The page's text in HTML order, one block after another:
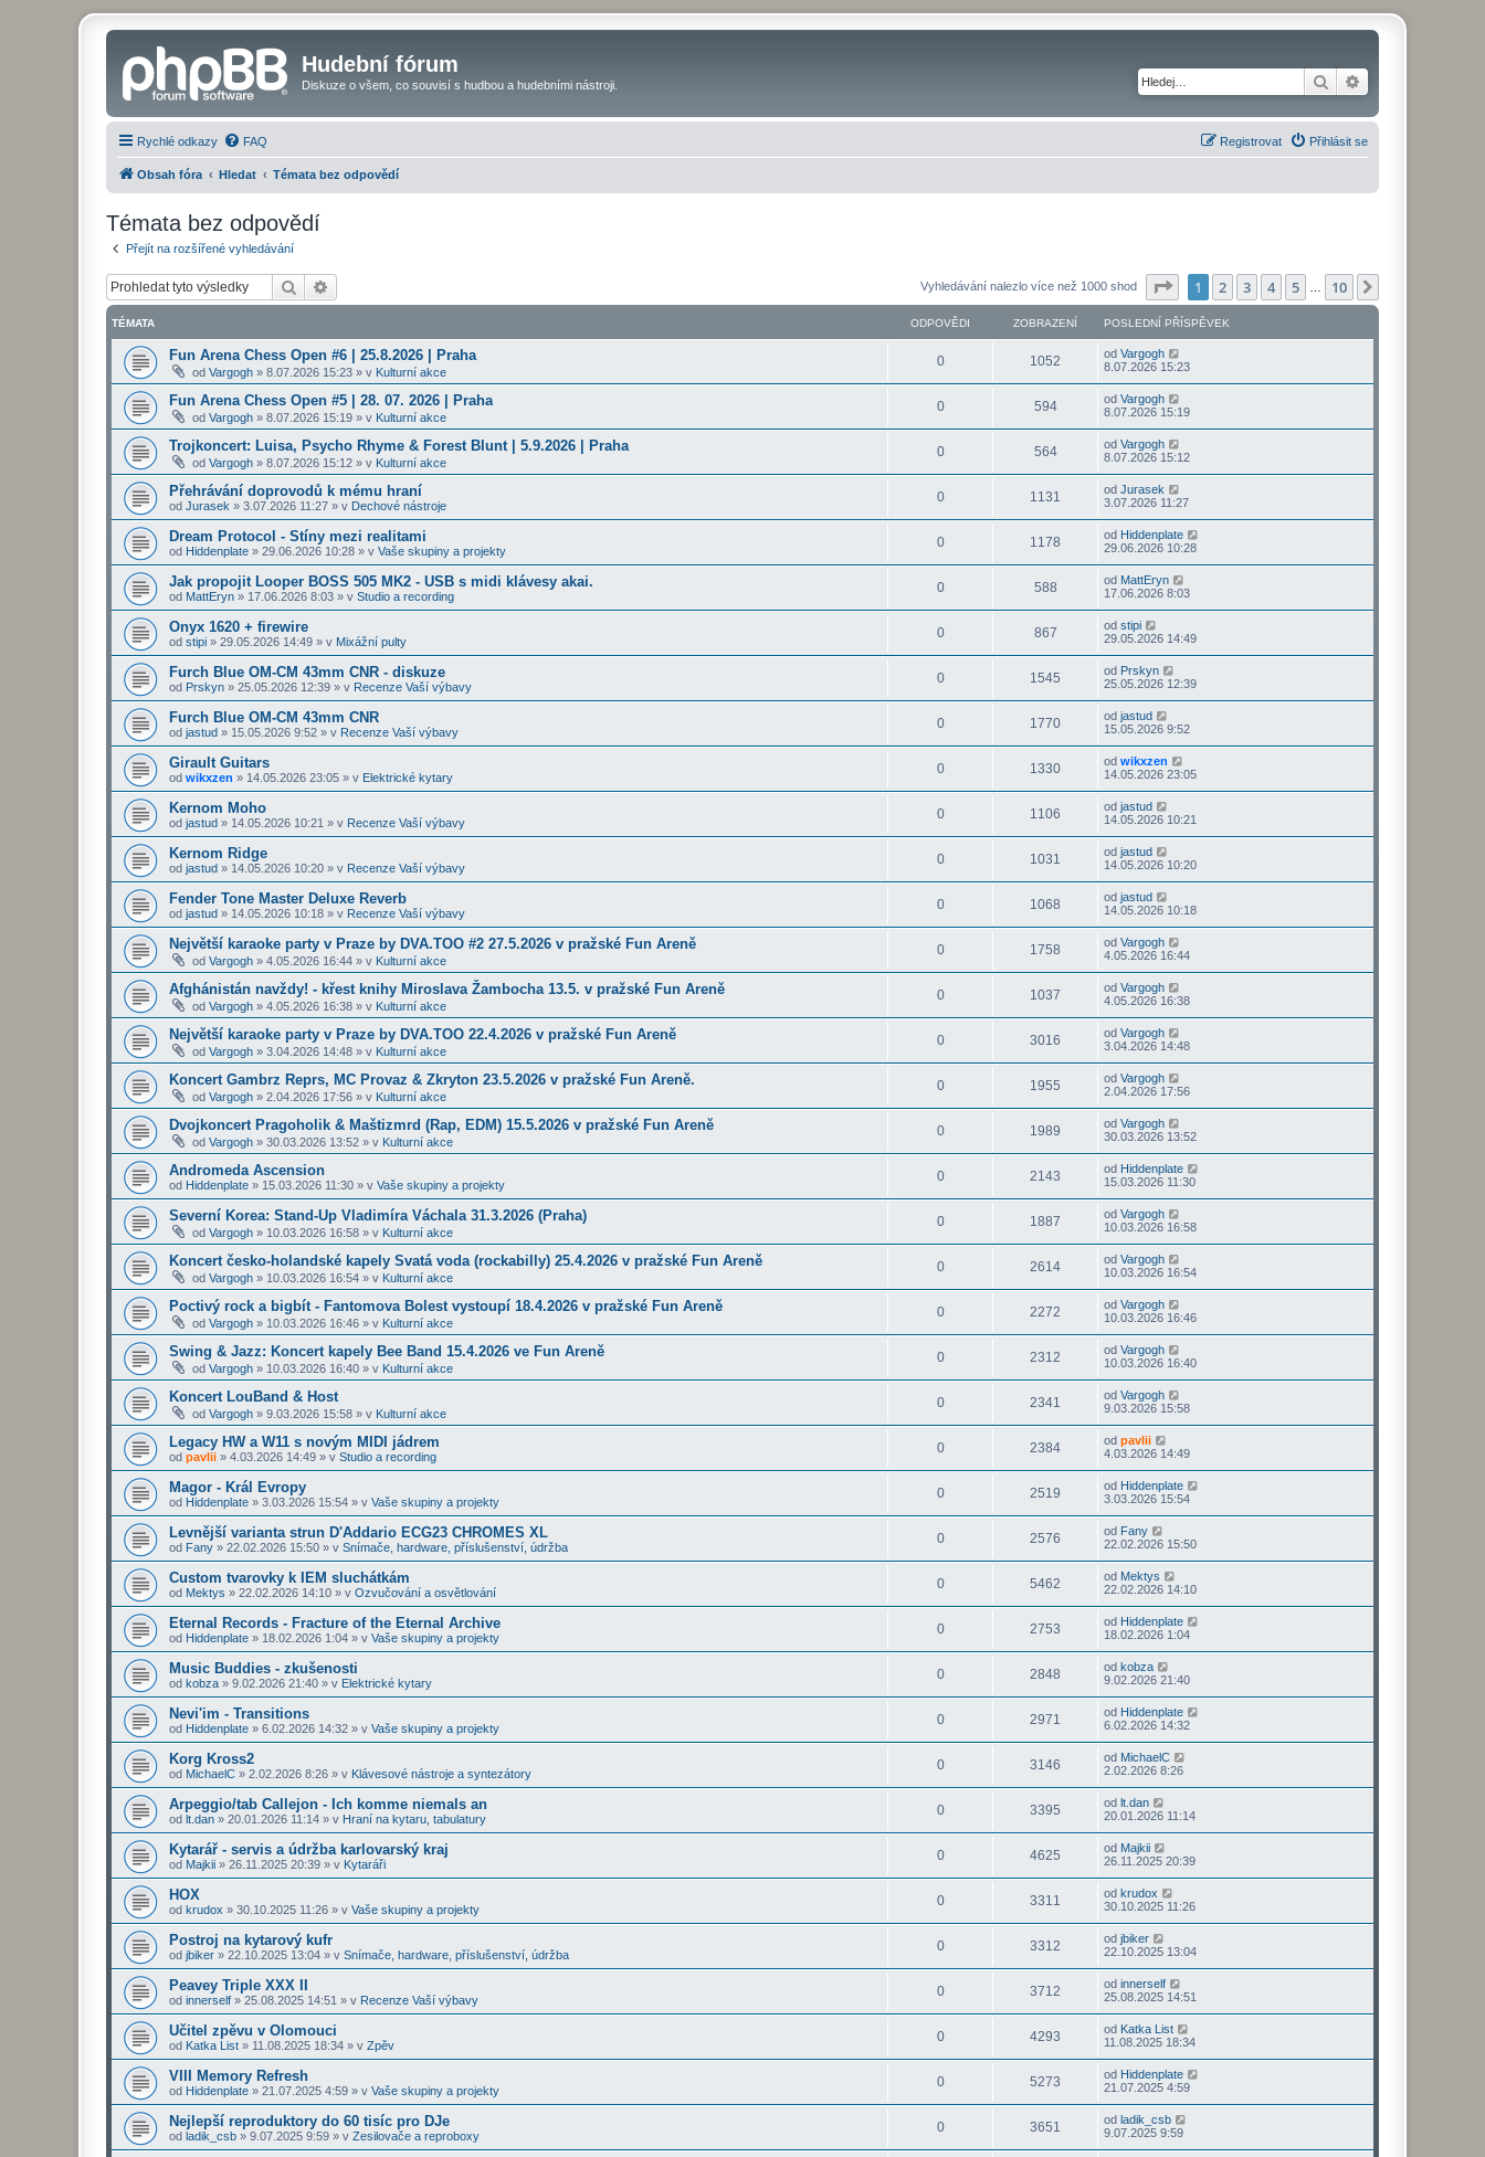
Hudební fórum
Diskuze o všem, co souvisí s hudbou a hudebními nástroji. Hledat
Rychlé odkazy FAQ Přihlásit se
Registrovat
Obsah fóra Hledat Témata bez odpovědí
Témata bez odpovědí
Přejít na rozšířené vyhledávání
Hledat Vyhledávání nalezlo více než 1000 shod Stránka z
1 2 3 4 5 10
TÉMATA ODPOVĚDI ZOBRAZENÍ POSLEDNÍ PŘÍSPĚVEK
Fun Arena Chess Open #6 | 25.8.2026 | Praha
od Vargogh » 8.07.2026 15:23 » v Kulturní akce
0 1052 od Vargogh
8.07.2026 15:23
Fun Arena Chess Open #5 | 28. 07. 2026 | Praha
od Vargogh » 8.07.2026 15:19 » v Kulturní akce
0 594 od Vargogh
8.07.2026 15:19
Trojkoncert: Luisa, Psycho Rhyme & Forest Blunt | 5.9.2026 | Praha
od Vargogh » 8.07.2026 15:12 » v Kulturní akce
0 564 od Vargogh
8.07.2026 15:12
Přehrávání doprovodů k mému hraní
od Jurasek » 3.07.2026 11:27 » v Dechové nástroje
0 1131 od Jurasek
3.07.2026 11:27
Dream Protocol - Stíny mezi realitami
od Hiddenplate » 29.06.2026 10:28 » v Vaše skupiny a projekty
0 1178 od Hiddenplate
29.06.2026 10:28
Jak propojit Looper BOSS 505 MK2 - USB s midi klávesy akai.
od MattEryn » 17.06.2026 8:03 » v Studio a recording
0 588 od MattEryn
17.06.2026 8:03
Onyx 1620 + firewire
od stipi » 29.05.2026 14:49 » v Mixážní pulty
0 867 od stipi
29.05.2026 14:49
Furch Blue OM-CM 43mm CNR - diskuze
od Prskyn » 25.05.2026 12:39 » v Recenze Vaší výbavy
0 1545 od Prskyn
25.05.2026 12:39
Furch Blue OM-CM 43mm CNR
od jastud » 15.05.2026 9:52 » v Recenze Vaší výbavy
0 1770 od jastud
15.05.2026 9:52
Girault Guitars
od wikxzen » 14.05.2026 23:05 » v Elektrické kytary
0 1330 od wikxzen
14.05.2026 23:05
Kernom Moho
od jastud » 14.05.2026 10:21 » v Recenze Vaší výbavy
0 1106 od jastud
14.05.2026 10:21
Kernom Ridge
od jastud » 14.05.2026 10:20 » v Recenze Vaší výbavy
0 1031 od jastud
14.05.2026 10:20
Fender Tone Master Deluxe Reverb
od jastud » 14.05.2026 10:18 » v Recenze Vaší výbavy
0 1068 od jastud
14.05.2026 10:18
Největší karaoke party v Praze by DVA.TOO #2 27.5.2026 v pražské Fun Areně
od Vargogh » 4.05.2026 16:44 » v Kulturní akce
0 1758 od Vargogh
4.05.2026 16:44
Afghánistán navždy! - křest knihy Miroslava Žambocha 13.5. v pražské Fun Areně
od Vargogh » 4.05.2026 16:38 » v Kulturní akce
0 1037 od Vargogh
4.05.2026 16:38
Největší karaoke party v Praze by DVA.TOO 22.4.2026 v pražské Fun Areně
od Vargogh » 3.04.2026 14:48 » v Kulturní akce
0 3016 od Vargogh
3.04.2026 14:48
Koncert Gambrz Reprs, MC Provaz & Zkryton 23.5.2026 v pražské Fun Areně.
od Vargogh » 2.04.2026 17:56 » v Kulturní akce
0 1955 od Vargogh
2.04.2026 17:56
Dvojkoncert Pragoholik & Maštizmrd (Rap, EDM) 15.5.2026 v pražské Fun Areně
od Vargogh » 30.03.2026 13:52 » v Kulturní akce
0 1989 od Vargogh
30.03.2026 13:52
Andromeda Ascension
od Hiddenplate » 15.03.2026 11:30 » v Vaše skupiny a projekty
0 2143 od Hiddenplate
15.03.2026 11:30
Severní Korea: Stand-Up Vladimíra Váchala 31.3.2026 (Praha)
od Vargogh » 10.03.2026 16:58 » v Kulturní akce
0 1887 od Vargogh
10.03.2026 16:58
Koncert česko-holandské kapely Svatá voda (rockabilly) 25.4.2026 v pražské Fun Areně
od Vargogh » 10.03.2026 16:54 » v Kulturní akce
0 2614 od Vargogh
10.03.2026 16:54
Poctivý rock a bigbít - Fantomova Bolest vystoupí 18.4.2026 v pražské Fun Areně
od Vargogh » 10.03.2026 16:46 » v Kulturní akce
0 2272 od Vargogh
10.03.2026 16:46
Swing & Jazz: Koncert kapely Bee Band 15.4.2026 ve Fun Areně
od Vargogh » 10.03.2026 16:40 » v Kulturní akce
0 2312 od Vargogh
10.03.2026 16:40
Koncert LouBand & Host
od Vargogh » 9.03.2026 15:58 » v Kulturní akce
0 2341 od Vargogh
9.03.2026 15:58
Legacy HW a W11 s novým MIDI jádrem
od pavlii » 4.03.2026 14:49 » v Studio a recording
0 2384 od pavlii
4.03.2026 14:49
Magor - Král Evropy
od Hiddenplate » 3.03.2026 15:54 » v Vaše skupiny a projekty
0 2519 od Hiddenplate
3.03.2026 15:54
Levnější varianta strun D'Addario ECG23 CHROMES XL
od Fany » 22.02.2026 15:50 » v Snímače, hardware, příslušenství, údržba
0 2576 od Fany
22.02.2026 15:50
Custom tvarovky k IEM sluchátkám
od Mektys » 22.02.2026 14:10 » v Ozvučování a osvětlování
0 5462 od Mektys
22.02.2026 14:10
Eternal Records - Fracture of the Eternal Archive
od Hiddenplate » 18.02.2026 1:04 » v Vaše skupiny a projekty
0 2753 od Hiddenplate
18.02.2026 1:04
Music Buddies - zkušenosti
od kobza » 9.02.2026 21:40 » v Elektrické kytary
0 2848 od kobza
9.02.2026 21:40
Nevi'im - Transitions
od Hiddenplate » 6.02.2026 14:32 » v Vaše skupiny a projekty
0 2971 od Hiddenplate
6.02.2026 14:32
Korg Kross2
od MichaelC » 2.02.2026 8:26 » v Klávesové nástroje a syntezátory
0 3146 od MichaelC
2.02.2026 8:26
Arpeggio/tab Callejon - Ich komme niemals an
od lt.dan » 20.01.2026 11:14 » v Hraní na kytaru, tabulatury
0 3395 od lt.dan
20.01.2026 11:14
Kytarář - servis a údržba karlovarský kraj
od Majkii » 26.11.2025 20:39 » v Kytaráři
0 4625 od Majkii
26.11.2025 20:39
HOX
od krudox » 30.10.2025 11:26 » v Vaše skupiny a projekty
0 3311 od krudox
30.10.2025 11:26
Postroj na kytarový kufr
od jbiker » 22.10.2025 13:04 » v Snímače, hardware, příslušenství, údržba
0 3312 od jbiker
22.10.2025 13:04
Peavey Triple XXX II
od innerself » 25.08.2025 14:51 » v Recenze Vaší výbavy
0 3712 od innerself
25.08.2025 14:51
Učitel zpěvu v Olomouci
od Katka List » 11.08.2025 18:34 » v Zpěv
0 4293 od Katka List
11.08.2025 18:34
VIII Memory Refresh
od Hiddenplate » 21.07.2025 4:59 » v Vaše skupiny a projekty
0 5273 od Hiddenplate
21.07.2025 4:59
Nejlepší reproduktory do 60 tisíc pro DJe
od ladik_csb » 9.07.2025 9:59 » v Zesilovače a reproboxy
0 3651 od ladik_csb
9.07.2025 9:59